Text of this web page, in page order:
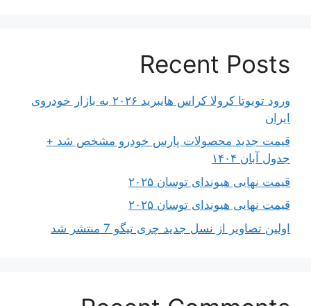
Recent Posts
ورود تویوتا کرولا کراس هایبرید ۲۰۲۶ به بازار خودروی
ایران
قیمت جدید محصولات پارس خودرو مشخص شد +
جدول آبان ۱۴۰۴
قیمت نهایی هیوندای توسان ۲۰۲۵
قیمت نهایی هیوندای توسان ۲۰۲۵
اولین تصاویر از نسل جدید چری تیگو 7 منتشر شد